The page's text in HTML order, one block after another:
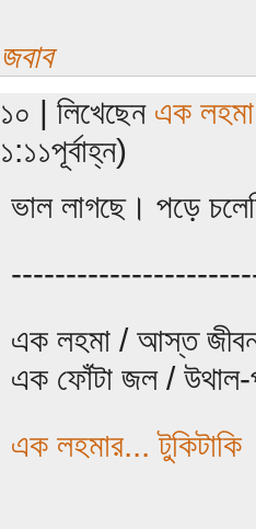
জবাব
১০ | লিখেছেন এক লহমা
১:১১পূর্বাহ্ন)
ভাল লাগছে। পড়ে
এক লহমা / আস্ত
এক ফোঁটা জল /
এক লহমার... টুকিটাকি